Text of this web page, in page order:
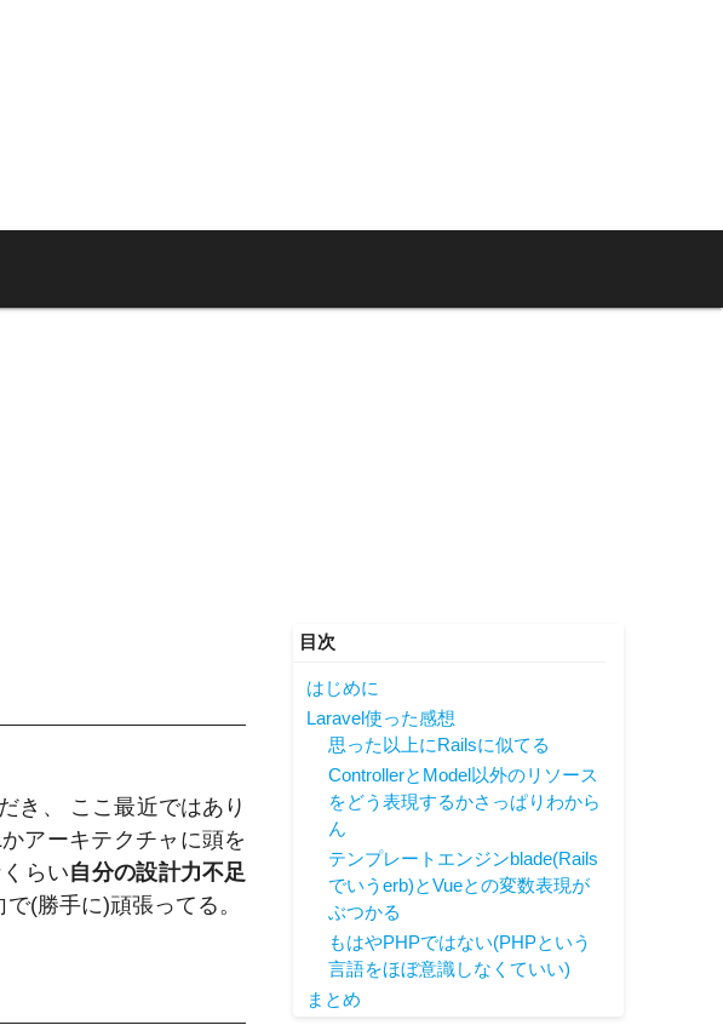
き、 ここ最近ではあり
アーキテクチャに頭を
らい自分の設計力不足
(勝手に)頑張ってる。
はじめに
Laravel使った感想
思った以上にRailsに似てる
ControllerとModel以外のリソース
をどう表現するかさっぱりわから
ん
テンプレートエンジンblade(Rails
でいうerb)とVueとの変数表現が
ぶつかる
もはやPHPではない(PHPという
言語をほぼ意識しなくていい)
まとめ